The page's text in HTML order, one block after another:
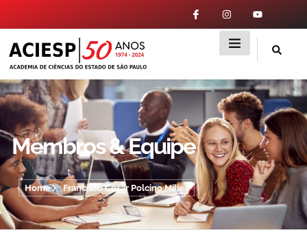
Membros & Equipe
Home Francisco César Polcino Milies